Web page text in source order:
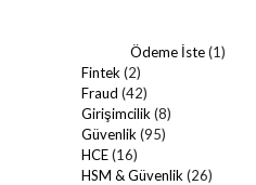
Ödeme İste(1)
Fintek (2)
Fraud (42)
Girişimcilik (8)
Güvenlik (95)
HCE(16)
HSM & Güvenlik (26)